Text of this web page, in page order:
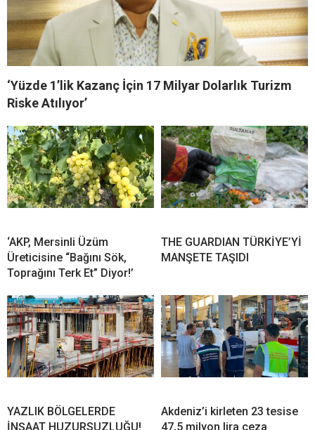
‘Yüzde 1’lik Kazanç İçin 17 Milyar Dolarlık Turizm
Riske Atılıyor’
‘AKP, Mersinli Üzüm
Üreticisine “Bağını Sök,
Toprağını Terk Et” Diyor!’
THE GUARDIAN TÜRKİYE’Yİ
MANŞETE TAŞIDI
YAZLIK BÖLGELERDE
İNŞAAT HUZURSUZLUĞU!
Akdeniz’i kirleten 23 tesise
47,5 milyon lira ceza